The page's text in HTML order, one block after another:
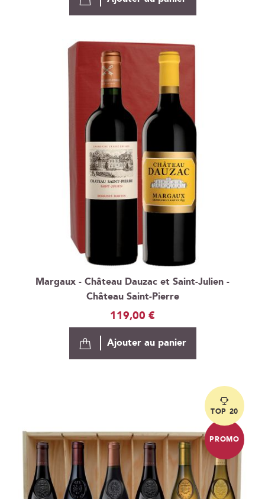
Margaux - Château Dauzac et Saint-Julien -
Château Saint-Pierre
119,00 €
Ajouter au panier
TOP 20
PROMO